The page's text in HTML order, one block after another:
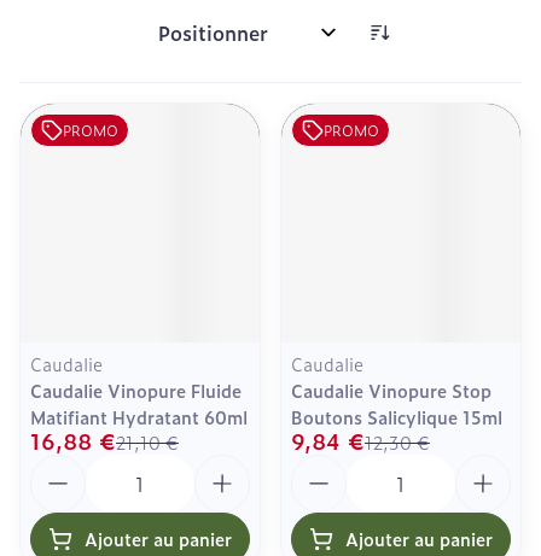
Trier par:
PROMO
Caudalie
Caudalie Vinopure Fluide
Matifiant Hydratant 60ml
21,10 €
16,88 €
Ajouter au panier
PROMO
Caudalie
Caudalie Vinopure Stop
Boutons Salicylique 15ml
12,30 €
9,84 €
Ajouter au panier